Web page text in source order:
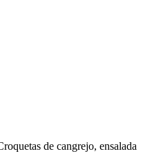
de cangrejo, ensalada